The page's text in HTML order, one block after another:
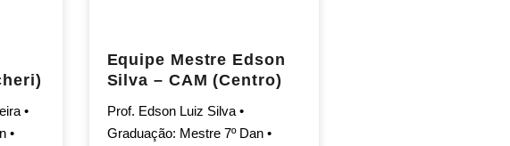
•
•
Equipe Mestre Edson
Silva – CAM (Centro)
Prof. Edson Luiz Silva •
Graduação: Mestre 7º Dan •